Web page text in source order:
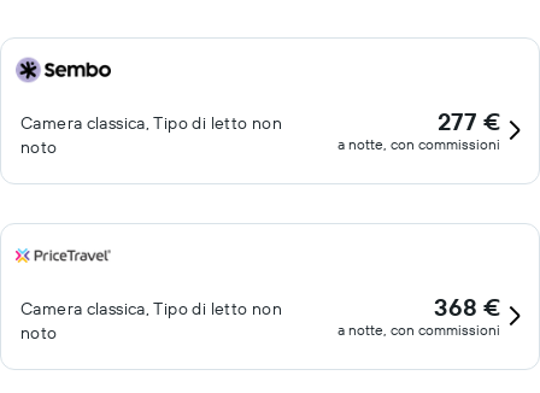
Camera classica, Tipo di letto non
noto
277 €
a notte, con commissioni
Camera classica, Tipo di letto non
noto
368 €
a notte, con commissioni